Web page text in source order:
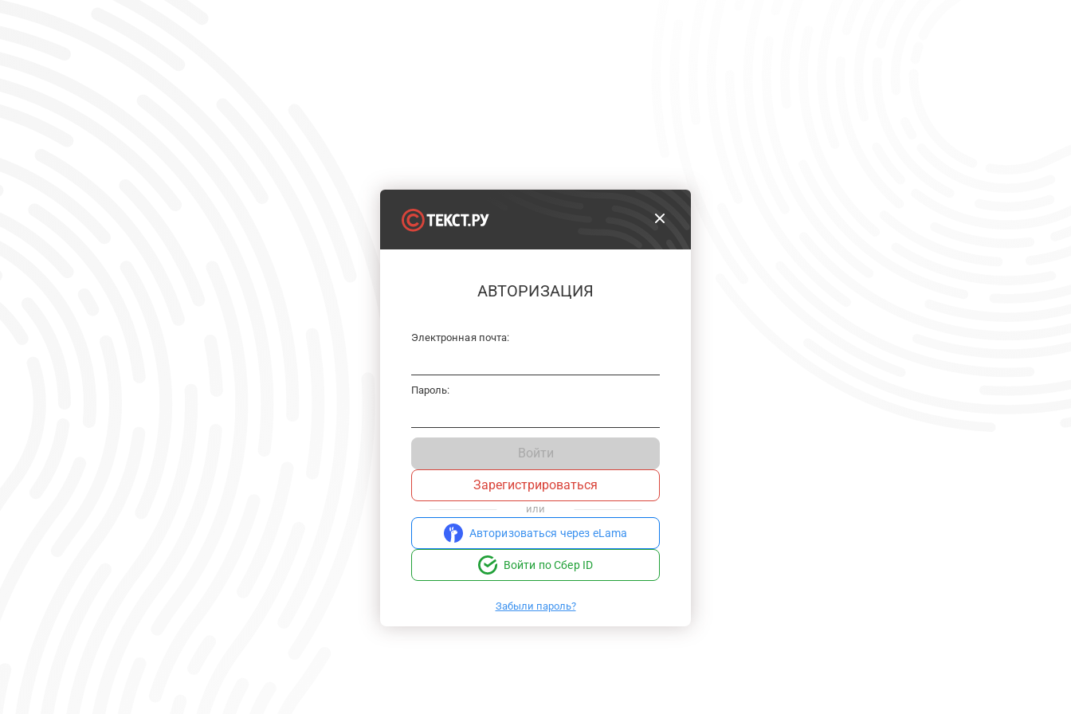
АВТОРИЗАЦИЯ
Электронная почта:
Пароль:
Войти
Зарегистрироваться
или
Авторизоваться через eLama
Войти по Сбер ID
Забыли пароль?